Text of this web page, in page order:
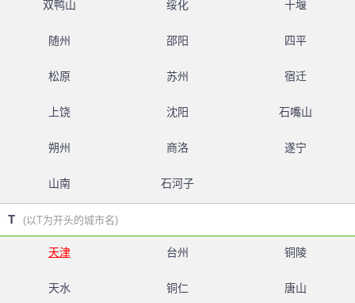
双鸭山 绥化 十堰
随州 邵阳 四平
松原 苏州 宿迁
上饶 沈阳 石嘴山
朔州 商洛 遂宁
山南 石河子
T (以T为开头的城市名)
天津 台州 铜陵
天水 铜仁 唐山